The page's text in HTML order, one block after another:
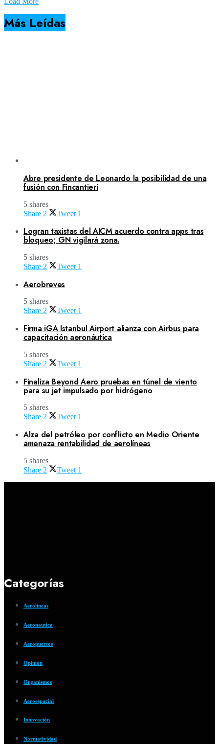
Más Leídas
Abre presidente de Leonardo la posibilidad de una
fusión con Fincantieri
5 shares
Share 2 Tweet 1
Logran taxistas del AICM acuerdo contra apps tras
bloqueo; GN vigilará zona.
5 shares
Share 2 Tweet 1
Aerobreves
5 shares
Share 2 Tweet 1
Firma iGA Istanbul Airport alianza con Airbus para
capacitación aeronáutica
5 shares
Share 2 Tweet 1
Finaliza Beyond Aero pruebas en túnel de viento
para su jet impulsado por hidrógeno
5 shares
Share 2 Tweet 1
Alza del petróleo por conflicto en Medio Oriente
amenaza rentabilidad de aerolíneas
5 shares
Share 2 Tweet 1
Categorías
Aerolíneas
Aeronautica
Aeropuertos
Opinión
Organismos
Aeroespacial
Innovación
Normatividad